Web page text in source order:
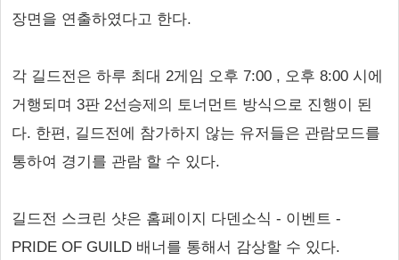
장면을 연출하였다고 한다.
각 길드전은 하루 최대 2게임 오후 7:00 , 오후 8:00 시에
거행되며 3판 2선승제의 토너먼트 방식으로 진행이 된
다. 한편, 길드전에 참가하지 않는 유저들은 관람모드를
통하여 경기를 관람 할 수 있다.
길드전 스크린 샷은 홈페이지 다덴소식 - 이벤트 -
PRIDE OF GUILD 배너를 통해서 감상할 수 있다.